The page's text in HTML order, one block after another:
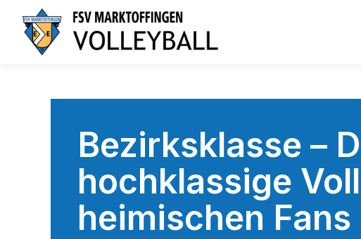
Bezirksklasse –
hochklassige
heimischen Fans